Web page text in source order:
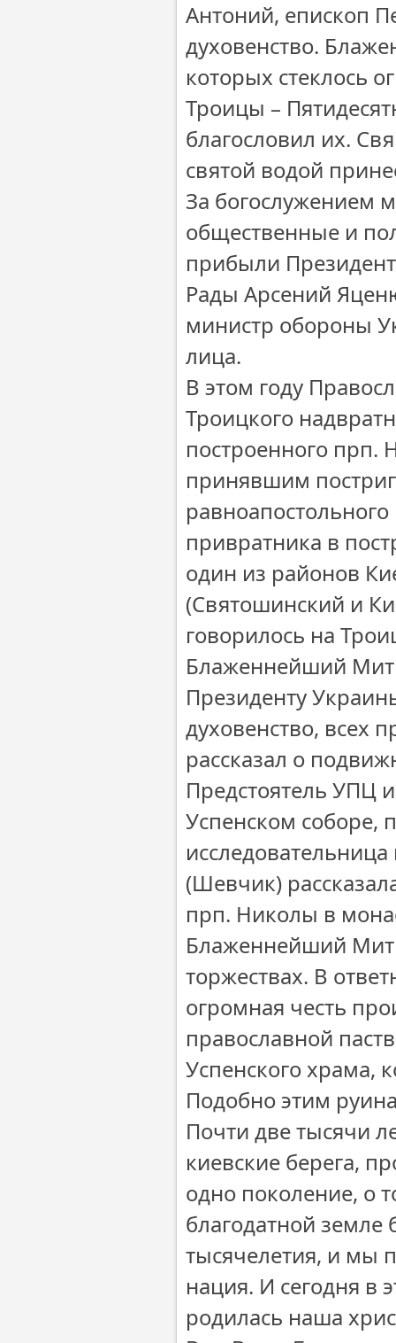
Антоний, епископ
духовенство.
которых стеклось
Троицы –
благословил их.
святой водой
За богослужением
общественные и
прибыли
Рады Арсений
министр обороны
лица.
В этом году
Троицкого
построенного прп.
принявшим
привратника в
один из районов
(Святошинский и
говорилось на
Блаженнейший
Президенту
духовенство, всех
рассказал о
Предстоятель УПЦ
Успенском соборе,
(Шевчик)
прп. Николы в
Блаженнейший
торжествах. В
огромная честь
православной
Успенского храма,
Подобно этим
Почти две тысячи
киевские берега,
одно поколение, о
благодатной
тысячелетия, и мы
нация. И сегодня в
родилась наша